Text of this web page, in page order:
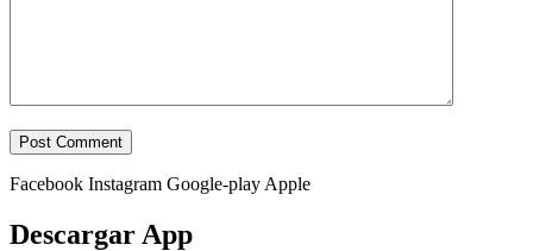
Facebook Instagram Google-play Apple
Descargar App